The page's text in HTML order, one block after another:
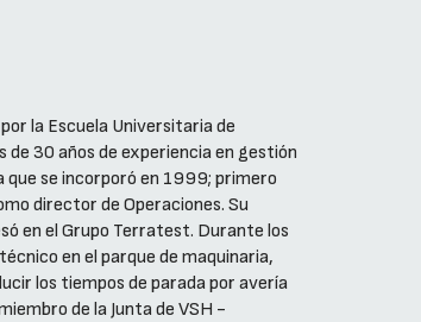
la Escuela Universitaria de
30 años de experiencia en gestión
que se incorporó en 1999; primero
director de Operaciones. Su
en el Grupo Terratest. Durante los
en el parque de maquinaria,
los tiempos de parada por avería
de la Junta de VSH -